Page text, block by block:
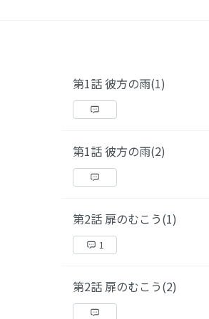
第1話 彼方の雨(1)
第1話 彼方の雨(2)
第2話 扉のむこう(1)
1
第2話 扉のむこう(2)